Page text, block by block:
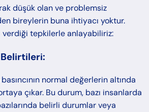
düşük olan ve problemsiz
bireylerin buna ihtiyacı yoktur.
verdiği tepkilerle anlayabiliriz:
normal değerlerin altında
çıkar. Bu durum, bazı insanlarda
belirli durumlar veya